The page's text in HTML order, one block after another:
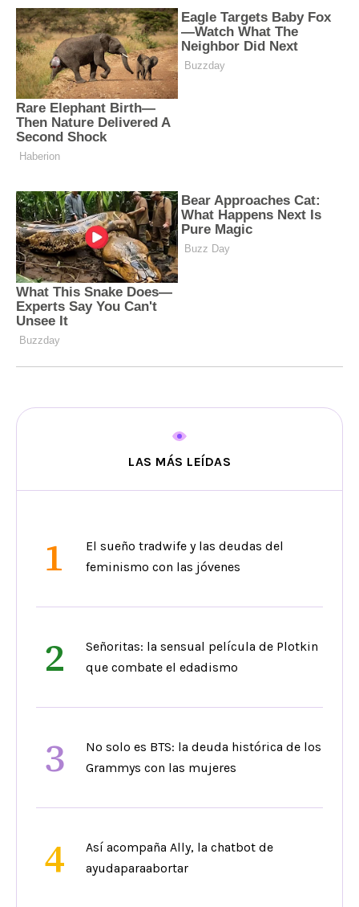
LAS MÁS LEÍDAS
1
El sueño tradwife y las deudas del
feminismo con las jóvenes
2
Señoritas: la sensual película de Plotkin
que combate el edadismo
3
No solo es BTS: la deuda histórica de los
Grammys con las mujeres
4
Así acompaña Ally, la chatbot de
ayudaparaabortar